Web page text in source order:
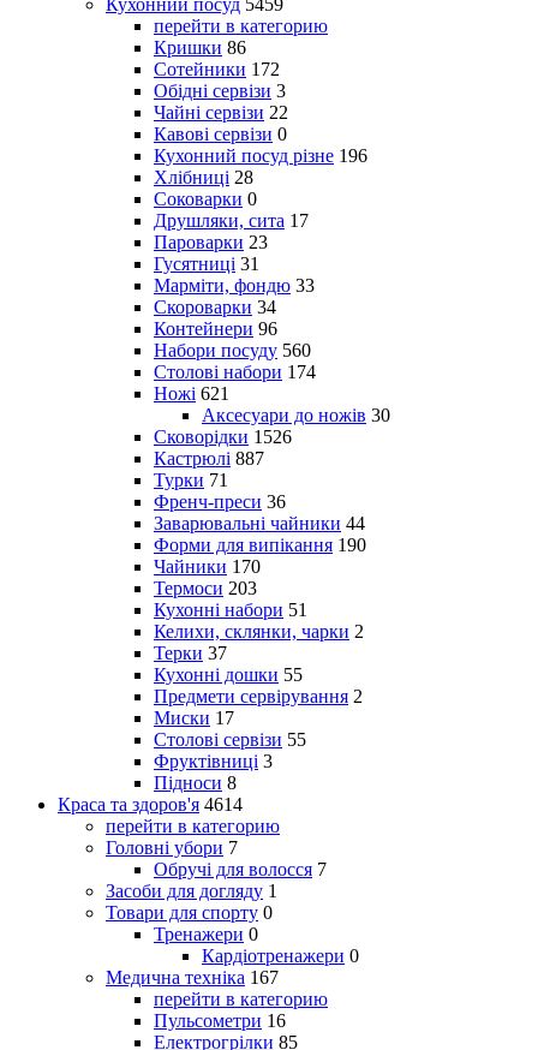
Кухонний посуд 5459
перейти в категорию
Кришки 86
Сотейники 172
Обідні сервізи 3
Чайні сервізи 22
Кавові сервізи 0
Кухонний посуд різне 196
Хлібниці 28
Соковарки 0
Друшляки, сита 17
Пароварки 23
Гусятниці 31
Марміти, фондю 33
Скороварки 34
Контейнери 96
Набори посуду 560
Столові набори 174
Ножі 621
Аксесуари до ножів 30
Сковорідки 1526
Кастрюлі 887
Турки 71
Френч-преси 36
Заварювальні чайники 44
Форми для випікання 190
Чайники 170
Термоси 203
Кухонні набори 51
Келихи, склянки, чарки 2
Терки 37
Кухонні дошки 55
Предмети сервірування 2
Миски 17
Столові сервізи 55
Фруктівниці 3
Підноси 8
Краса та здоров'я 4614
перейти в категорию
Головні убори 7
Обручі для волосся 7
Засоби для догляду 1
Товари для спорту 0
Тренажери 0
Кардіотренажери 0
Медична техніка 167
перейти в категорию
Пульсометри 16
Електрогрілки 85